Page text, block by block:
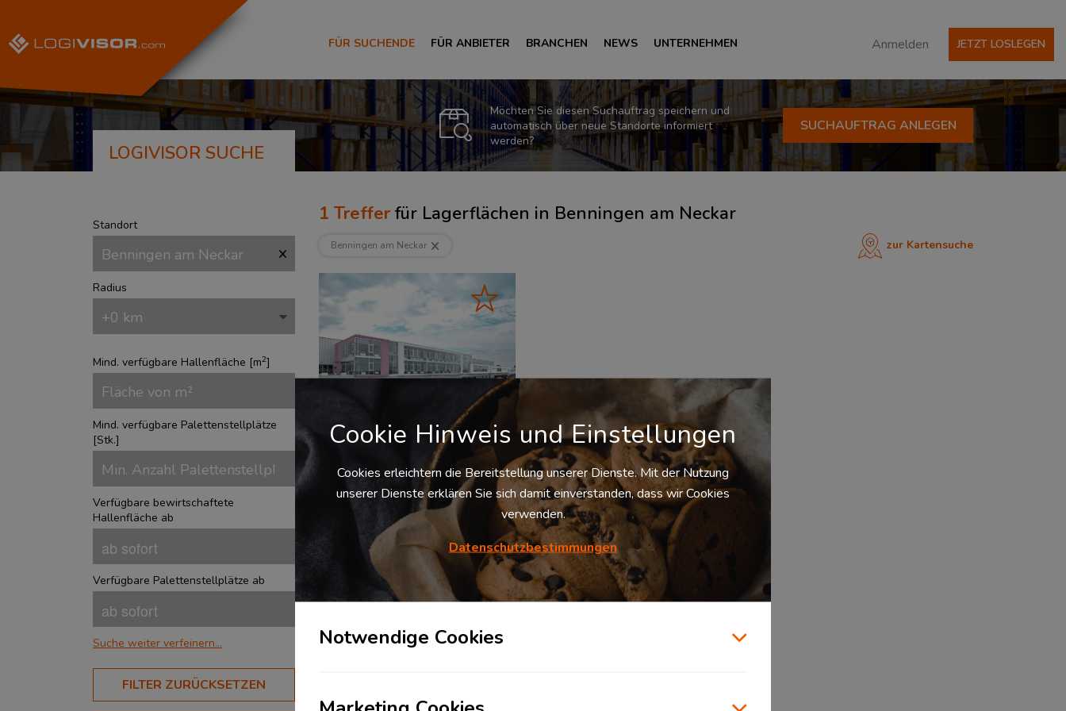
FÜR SUCHENDE FÜR ANBIETER BRANCHEN NEWS UNTERNEHMEN Anmelden JETZT LOSLEGEN
Möchten Sie diesen Suchauftrag speichern und
automatisch über neue Standorte informiert
werden?
SUCHAUFTRAG ANLEGEN
LOGIVISOR SUCHE
Standort
Radius
Mind. verfügbare Hallenfläche [m2]
Mind. verfügbare Palettenstellplätze
[Stk.]
Verfügbare bewirtschaftete
Hallenfläche ab
Verfügbare Palettenstellplätze ab
Suche weiter verfeinern...
BRANCHEN
Aerospace ?
FILTER ZURÜCKSETZEN
1 Treffer für Lagerflächen in Benningen am Neckar
Benningen am Neckar zur Kartensuche
Kontraktlogistik/Lagerlogi
stik/Zwischenlagerung in
Benningen am Neckar
71726 Benningen am Neckar
Deutschland
Verfügbare
10.000 Stk. absofort
Cookie Hinweis und Einstellungen
Cookies erleichtern die Bereitstellung unserer Dienste. Mit der Nutzung
unserer Dienste erklären Sie sich damit einverstanden, dass wir Cookies
verwenden.
Datenschutzbestimmungen
Notwendige Cookies